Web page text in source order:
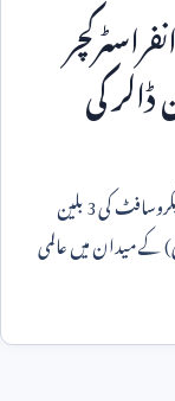
ڈالر کی
کی3بلین
میدان میں عالمی